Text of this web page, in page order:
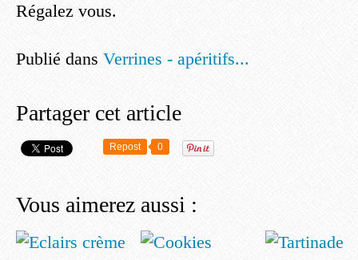
Régalez vous.
Publié dans Verrines - apéritifs...
Partager cet article
Repost 0
Vous aimerez aussi :